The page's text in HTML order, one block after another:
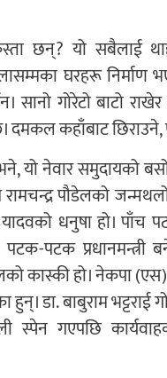
छन्? यो सबैलाई
घरहरू निर्माण
सानो गोरेटो बाटो
दमकल कहाँबाट
यो नेवार समुदायको
पौडेलको जन्मथलो
धनुषा हो। पाँच
पटक-पटक
कास्की हो। नेकपा
डा. बाबुराम भट्टराई
स्पेन गएपछि